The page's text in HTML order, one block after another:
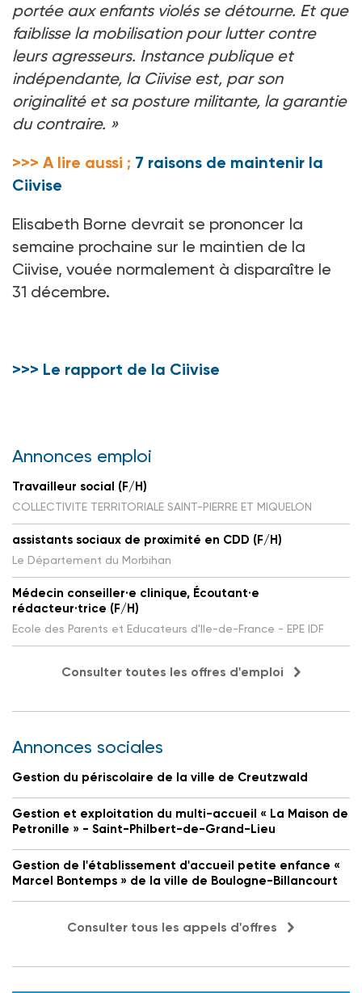
portée aux enfants violés se détourne. Et que
faiblisse la mobilisation pour lutter contre
leurs agresseurs. Instance publique et
indépendante, la Ciivise est, par son
originalité et sa posture militante, la garantie
du contraire. »
>>> A lire aussi ; 7 raisons de maintenir la
Ciivise
Elisabeth Borne devrait se prononcer la
semaine prochaine sur le maintien de la
Ciivise, vouée normalement à disparaître le
31 décembre.
>>> Le rapport de la Ciivise
Annonces emploi
Travailleur social (F/H)
COLLECTIVITE TERRITORIALE SAINT-PIERRE ET MIQUELON
assistants sociaux de proximité en CDD (F/H)
Le Département du Morbihan
Médecin conseiller·e clinique, Écoutant·e
rédacteur·trice (F/H)
Ecole des Parents et Educateurs d'Ile-de-France - EPE IDF
Consulter toutes les offres d'emploi
Annonces sociales
Gestion du périscolaire de la ville de Creutzwald
Gestion et exploitation du multi-accueil « La Maison de
Petronille » - Saint-Philbert-de-Grand-Lieu
Gestion de l'établissement d'accueil petite enfance «
Marcel Bontemps » de la ville de Boulogne-Billancourt
Consulter tous les appels d'offres